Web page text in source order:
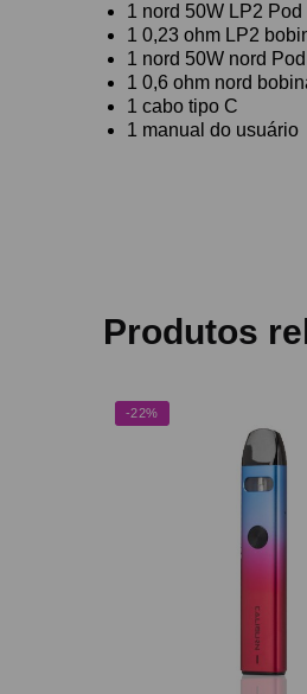
1 nord 50W LP2 Pod
1 0,23 ohm LP2
1 nord 50W nord Pod
1 0,6 ohm nord
1 cabo tipo C
1 manual do usuário
Produtos
-22%